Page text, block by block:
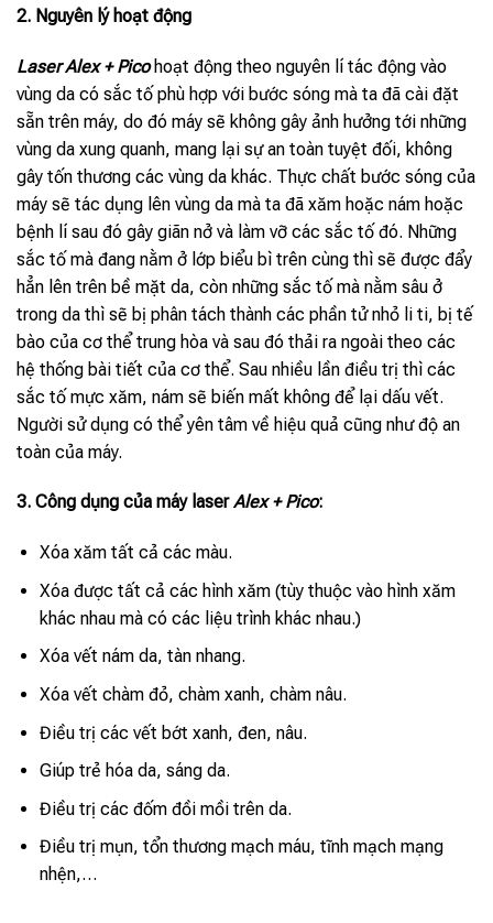
2. Nguyên lý hoạt động
Laser Alex + Pico hoạt động theo nguyên lí tác động vào
vùng da có sắc tố phù hợp với bước sóng mà ta đã cài đặt
sẵn trên máy, do đó máy sẽ không gây ảnh hưởng tới những
vùng da xung quanh, mang lại sự an toàn tuyệt đối, không
gây tốn thương các vùng da khác. Thực chất bước sóng của
máy sẽ tác dụng lên vùng da mà ta đã xăm hoặc nám hoặc
bệnh lí sau đó gây giãn nở và làm vỡ các sắc tố đó. Những
sắc tố mà đang nằm ở lớp biểu bì trên cùng thì sẽ được đẩy
hẳn lên trên bề mặt da, còn những sắc tố mà nằm sâu ở
trong da thì sẽ bị phân tách thành các phần tử nhỏ li ti, bị tế
bào của cơ thể trung hòa và sau đó thải ra ngoài theo các
hệ thống bài tiết của cơ thể. Sau nhiều lần điều trị thì các
sắc tố mực xăm, nám sẽ biến mất không để lại dấu vết.
Người sử dụng có thể yên tâm về hiệu quả cũng như độ an
toàn của máy.
3. Công dụng của máy laserAlex + Pico:
Xóa xăm tất cả các màu.
Xóa được tất cả các hình xăm (tùy thuộc vào hình xăm
khác nhau mà có các liệu trình khác nhau.)
Xóa vết nám da, tàn nhang.
Xóa vết chàm đỏ, chàm xanh, chàm nâu.
Điều trị các vết bớt xanh, đen, nâu.
Giúp trẻ hóa da, sáng da.
Điều trị các đốm đồi mồi trên da.
Điều trị mụn, tổn thương mạch máu, tĩnh mạch mạng
nhện,…